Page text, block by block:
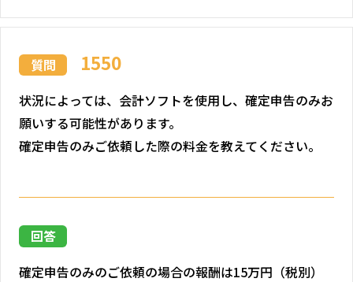
質問 1550
状況によっては、会計ソフトを使用し、確定申告のみお
願いする可能性があります。
確定申告のみご依頼した際の料金を教えてください。
回答
確定申告のみのご依頼の場合の報酬は15万円（税別）